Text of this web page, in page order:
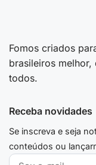
Fomos criados
brasileiros
todos.
Receba novidades
Se inscreva e seja
conteúdos ou